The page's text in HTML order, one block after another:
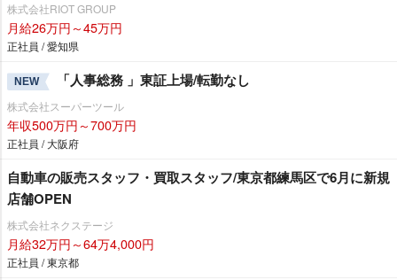
株式会社RIOT GROUP
月給26万円～45万円
正社員 / 愛知県
NEW 「人事総務 」東証上場/転勤なし
株式会社スーパーツール
年収500万円～700万円
正社員 / 大阪府
自動車の販売スタッフ・買取スタッフ/東京都練馬区で6月に新規
店舗OPEN
株式会社ネクステージ
月給32万円～64万4,000円
正社員 / 東京都